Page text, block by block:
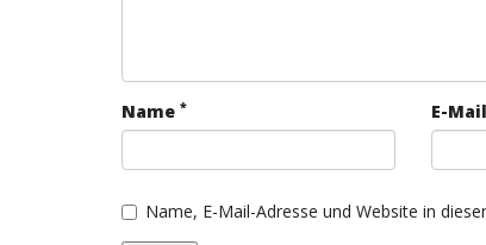
Name * E-
Name, E-Mail-Adresse und Website in